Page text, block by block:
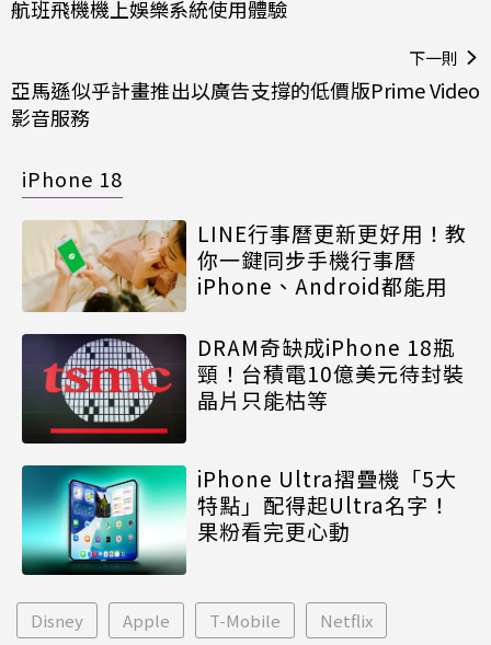
航班飛機機上娛樂系統使用體驗
下一則
亞馬遜似乎計畫推出以廣告支撐的低價版Prime Video
影音服務
iPhone 18
LINE行事曆更新更好用！教
你一鍵同步手機行事曆
iPhone、Android都能用
DRAM奇缺成iPhone 18瓶
頸！台積電10億美元待封裝
晶片只能枯等
iPhone Ultra摺疊機「5大
特點」配得起Ultra名字！
果粉看完更心動
Disney Apple T-Mobile Netflix